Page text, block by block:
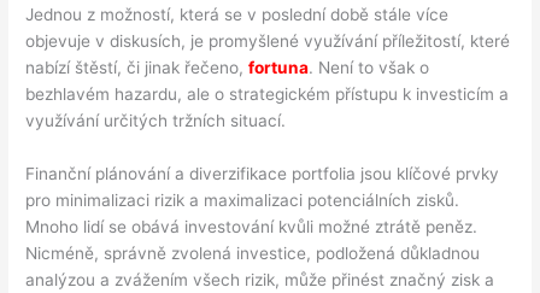
Jednou z možností, která se v poslední době stále více
objevuje v diskusích, je promyšlené využívání příležitostí, které
nabízí štěstí, či jinak řečeno,fortuna. Není to však o
bezhlavém hazardu, ale o strategickém přístupu k investicím a
využívání určitých tržních situací.
Finanční plánování a diverzifikace portfolia jsou klíčové prvky
pro minimalizaci rizik a maximalizaci potenciálních zisků.
Mnoho lidí se obává investování kvůli možné ztrátě peněz.
Nicméně, správně zvolená investice, podložená důkladnou
analýzou a zvážením všech rizik, může přinést značný zisk a